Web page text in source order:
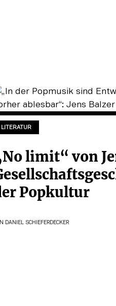
LITERATUR
limit“ von
Popkultur
DANIEL SCHIEFERDECKER